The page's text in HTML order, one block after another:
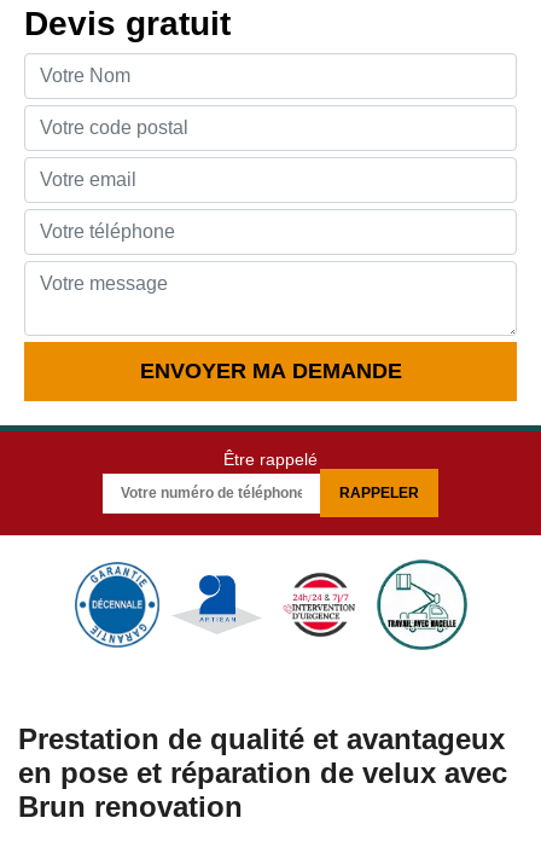
Devis gratuit
Être rappelé
Prestation de qualité et avantageux
en pose et réparation de velux avec
Brun renovation